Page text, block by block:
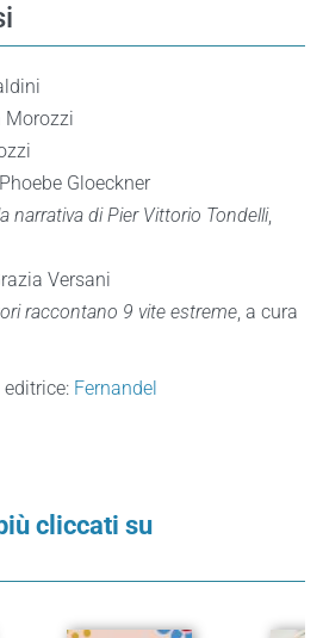
Morozzi
Gloeckner
narrativa di Pier Vittorio Tondelli,
Versani
raccontano 9 vite estreme, a cura
Fernandel
cliccati su